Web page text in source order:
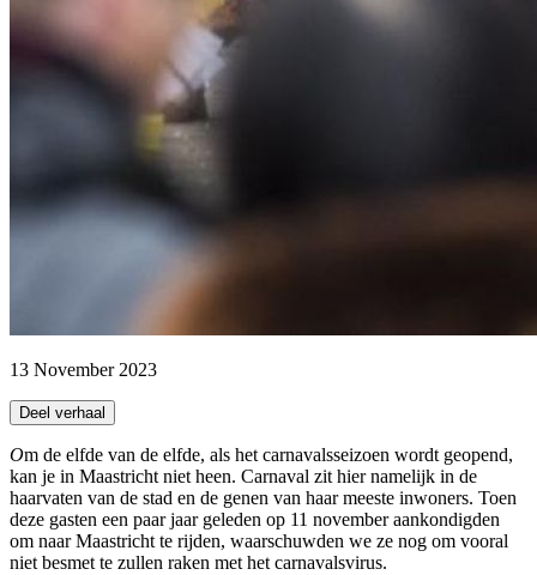
13 November 2023
Deel verhaal
Om de elfde van de elfde, als het carnavalsseizoen wordt geopend,
kan je in Maastricht niet heen. Carnaval zit hier namelijk in de
haarvaten van de stad en de genen van haar meeste inwoners. Toen
deze gasten een paar jaar geleden op 11 november aankondigden
om naar Maastricht te rijden, waarschuwden we ze nog om vooral
niet besmet te zullen raken met het carnavalsvirus.